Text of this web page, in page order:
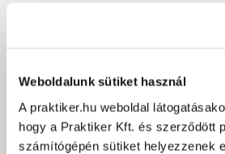
Weboldalunk sütiket használ
A praktiker.hu weboldal
hogy a Praktiker Kft. és szerződött
számítógépén sütiket helyezzenek
Csomagolási és súly információk
Dokumentumok, felelős